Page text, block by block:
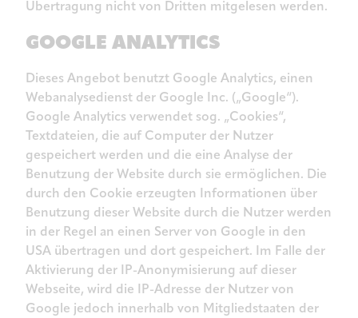
Übertragung nicht von Dritten mitgelesen werden.
GOOGLE ANALYTICS
Dieses Angebot benutzt Google Analytics, einen
Webanalysedienst der Google Inc. („Google“).
Google Analytics verwendet sog. „Cookies“,
Textdateien, die auf Computer der Nutzer
gespeichert werden und die eine Analyse der
Benutzung der Website durch sie ermöglichen. Die
durch den Cookie erzeugten Informationen über
Benutzung dieser Website durch die Nutzer werden
in der Regel an einen Server von Google in den
USA übertragen und dort gespeichert. Im Falle der
Aktivierung der IP-Anonymisierung auf dieser
Webseite, wird die IP-Adresse der Nutzer von
Google jedoch innerhalb von Mitgliedstaaten der